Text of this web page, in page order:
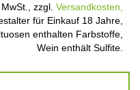
zzgl. Versandkosten,
für Einkauf 18 Jahre,
enthalten Farbstoffe,
Wein enthält Sulfite.